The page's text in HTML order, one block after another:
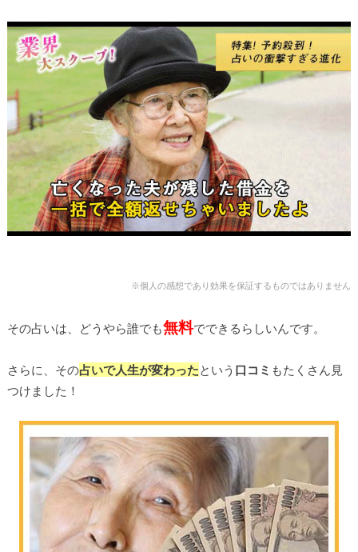
※個人の感想であり効果を保証するものではありません
その占いは、どうやら誰でも無料でできるらしいんです。
さらに、その占いで人生が変わったという 口コミ もたくさん見
つけました！